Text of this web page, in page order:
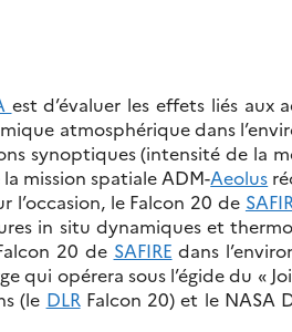
est d’évaluer les effets liés aux
atmosphérique dans
synoptiques (intensité de la
mission spatiale ADM-Aeolus
l’occasion, le Falcon 20 de
in situ dynamiques et
20 de SAFIRE dans
qui opérera sous l’égide du «
(le DLRFalcon 20) et le NASA